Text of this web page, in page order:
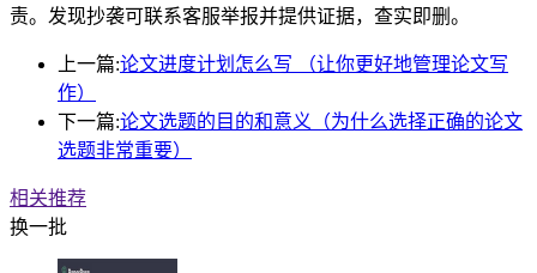
责。发现抄袭可联系客服举报并提供证据，查实即删。
上一篇:论文进度计划怎么写 （让你更好地管理论文写
作）
下一篇:论文选题的目的和意义（为什么选择正确的论文
选题非常重要）
相关推荐
换一批